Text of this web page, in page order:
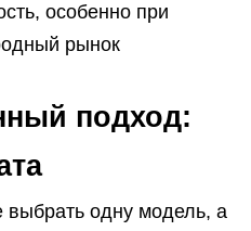
особенно при
рынок
подход:
одну модель, а